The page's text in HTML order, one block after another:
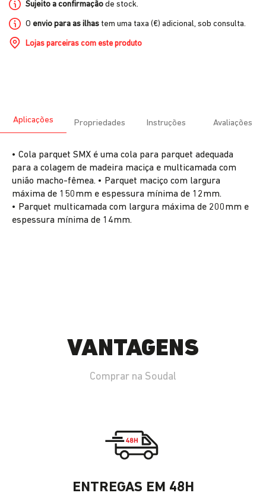
Sujeito a confirmaçãode stock.
O envio para as ilhas tem uma taxa (€) adicional, sob consulta.
Lojas parceiras com este produto
Aplicações Propriedades Instruções Avaliações
• Cola parquet SMX é uma cola para parquet adequada
para a colagem de madeira maciça e multicamada com
união macho-fêmea. • Parquet maciço com largura
máxima de 150mm e espessura mínima de 12mm.
• Parquet multicamada com largura máxima de 200mm e
espessura mínima de 14mm.
VANTAGENS
Comprar na Soudal
ENTREGAS EM 48H